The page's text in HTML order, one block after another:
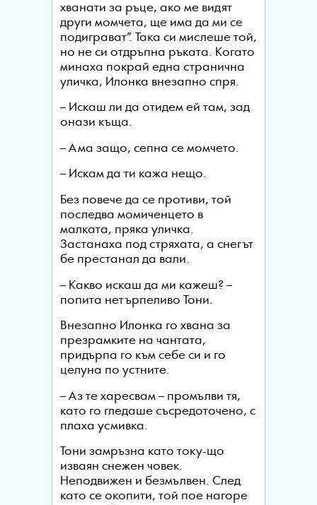
хванати за ръце, ако ме видят
други момчета, ще има да ми се
подиграват”. Така си мислеше той,
но не си отдръпна ръката. Когато
минаха покрай една странична
уличка, Илонка внезапно спря.
– Искаш ли да отидем ей там, зад
онази къща.
– Ама защо, сепна се момчето.
– Искам да ти кажа нещо.
Без повече да се противи, той
последва момиченцето в
малката, пряка уличка.
Застанаха под стряхата, а снегът
бе престанал да вали.
– Какво искаш да ми кажеш? –
попита нетърпеливо Тони.
Внезапно Илонка го хвана за
презрамките на чантата,
придърпа го към себе си и го
целуна по устните.
– Аз те харесвам – промълви тя,
като го гледаше съсредоточено, с
плаха усмивка.
Тони замръзна като току-що
изваян снежен човек.
Неподвижен и безмълвен. След
като се окопити, той пое нагоре